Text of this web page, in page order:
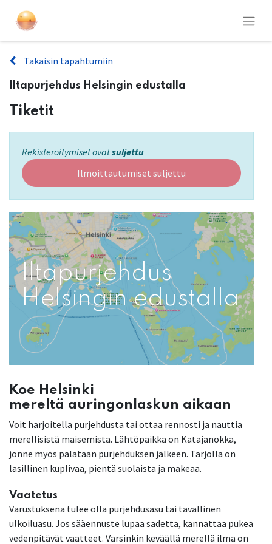
Takaisin tapahtumiin
Iltapurjehdus Helsingin edustalla
Tiketit
Rekisteröitymiset ovatsuljettu
Ilmoittautumiset suljettu
Iltapurjehdus
Helsingin edustalla
Koe Helsinki
mereltä auringonlaskun aikaan
Voit harjoitella purjehdusta tai ottaa rennosti ja nauttia
merellisistä maisemista. Lähtöpaikka on Katajanokka,
jonne myös palataan purjehduksen jälkeen. Tarjolla on
lasillinen kuplivaa, pientä suolaista ja makeaa.
Vaatetus
Varustuksena tulee olla purjehdusasu tai tavallinen
ulkoiluasu. Jos sääennuste lupaa sadetta, kannattaa pukea
vedenpitävät vaatteet. Varsinkin keväällä merellä ilma on